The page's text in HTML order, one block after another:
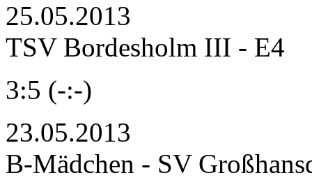
25.05.2013
TSV Bordesholm III - E4
3:5 (-:-)
23.05.2013
B-Mädchen - SV